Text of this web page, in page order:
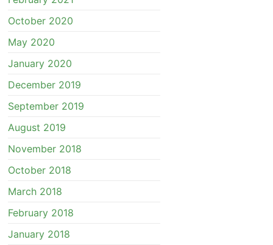
October 2020
May 2020
January 2020
December 2019
September 2019
August 2019
November 2018
October 2018
March 2018
February 2018
January 2018